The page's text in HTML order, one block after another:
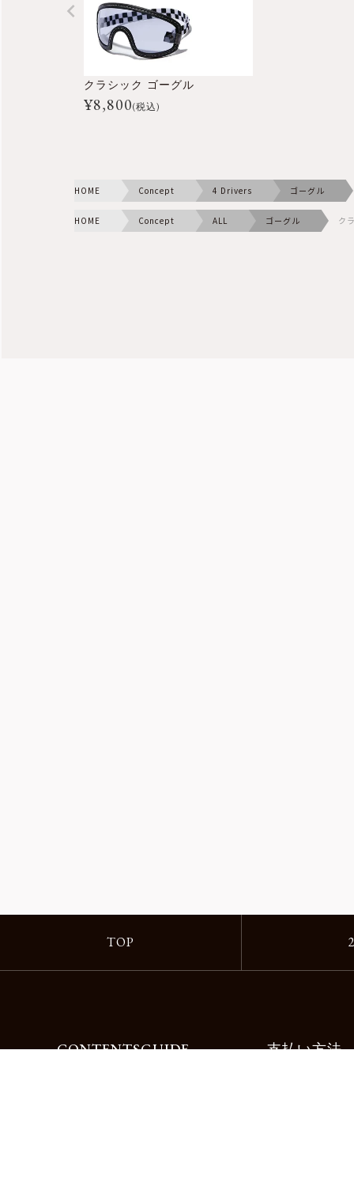
クラシック ゴーグル
¥8,800(税込)
HOME Concept 4 Drivers ゴーグル
HOME Concept ALL ゴーグル ク
TOP
CONTENTSGUIDE 支払い方法